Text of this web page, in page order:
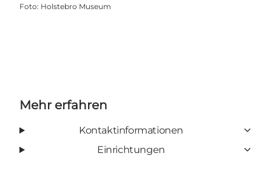
Foto: Holstebro Museum
Mehr erfahren
Kontaktinformationen
Einrichtungen